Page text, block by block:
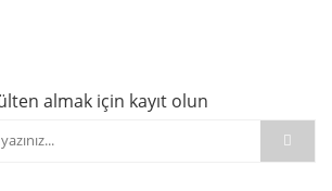
almak için kayıt olun